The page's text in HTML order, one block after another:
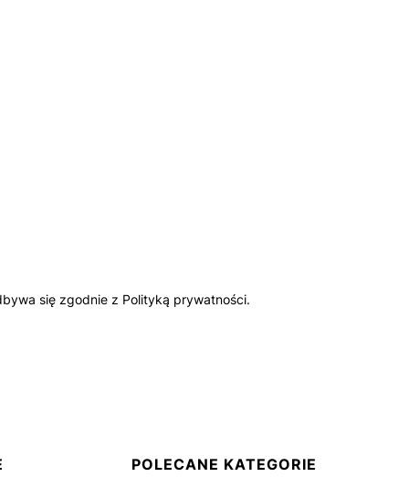
się zgodnie z Polityką prywatności.
POLECANE KATEGORIE